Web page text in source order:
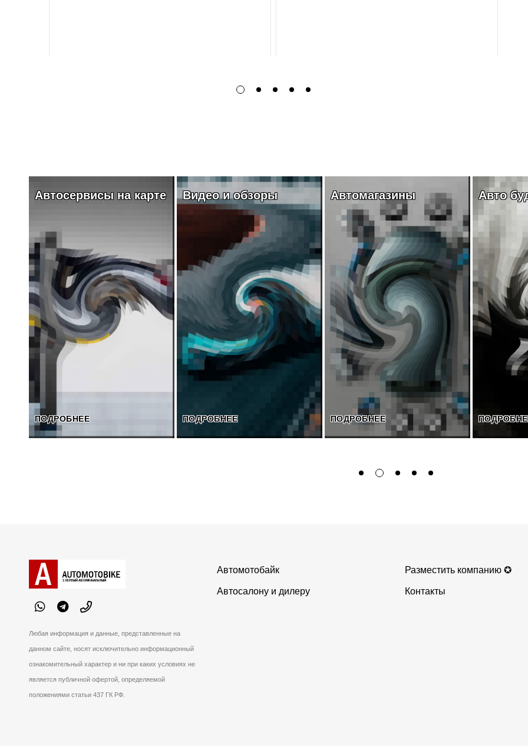
Автосервисы на карте
ПОДРОБНЕЕ
Видео и обзоры
ПОДРОБНЕЕ
Автомагазины
ПОДРОБНЕЕ
Авто
ПОДРОБНЕЕ
Любая информация и данные, представленные на
данном сайте, носят исключительно информационный
ознакомительный характер и ни при каких условиях не
является публичной офертой, определяемой
положениями статьи 437 ГК РФ.
Автомотобайк
Автосалону и дилеру
Разместить компанию ✪
Контакты